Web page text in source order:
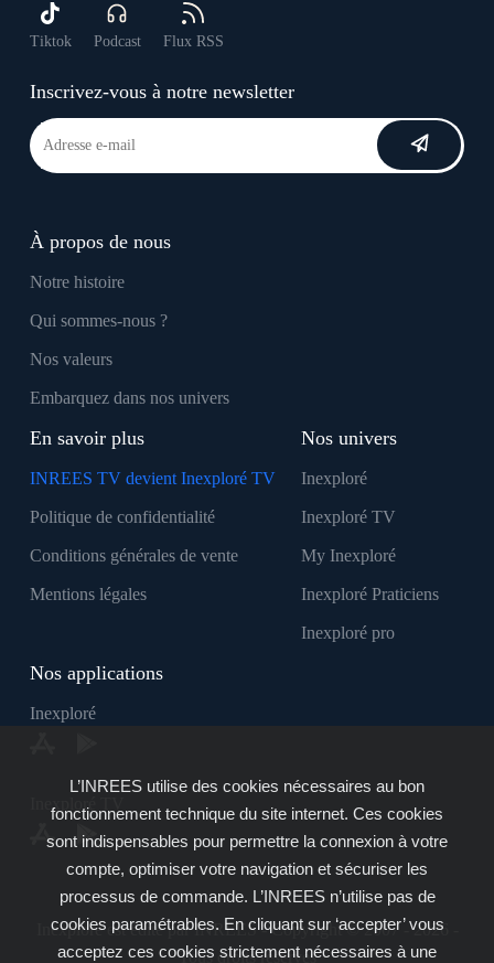
Tiktok Podcast Flux RSS
Inscrivez-vous à notre newsletter
À propos de nous
Notre histoire
Qui sommes-nous ?
Nos valeurs
Embarquez dans nos univers
En savoir plus
INREES TV devient Inexploré TV
Politique de confidentialité
Conditions générales de vente
Mentions légales
Nos univers
Inexploré
Inexploré TV
My Inexploré
Inexploré Praticiens
Inexploré pro
Nos applications
Inexploré
Inexploré TV
Inexploré est édité par INREES - Copyright © 2007 - 2026 -
Tous droits réservés
L’INREES utilise des cookies nécessaires au bon
fonctionnement technique du site internet. Ces cookies
sont indispensables pour permettre la connexion à votre
compte, optimiser votre navigation et sécuriser les
processus de commande. L’INREES n’utilise pas de
cookies paramétrables. En cliquant sur ‘accepter’ vous
acceptez ces cookies strictement nécessaires à une